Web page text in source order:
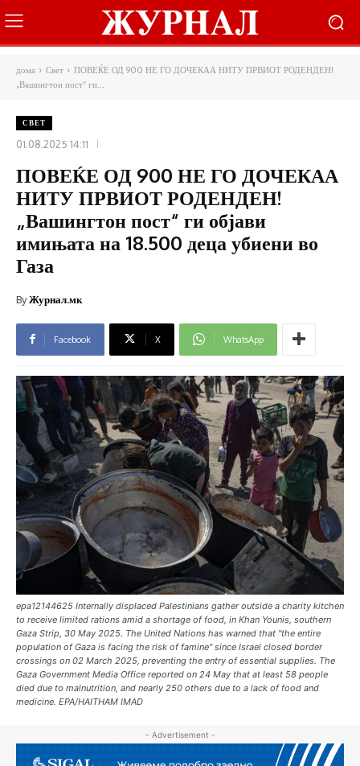
дома Свет
ПОВЕЌЕ ОД 900 НЕ ГО ДОЧЕКАА НИТУ ПРВИОТ РОДЕНДЕН!
„Вашингтон пост“ ги...
СВЕТ
01.08.2025 14:11
ПОВЕЌЕ ОД 900 НЕ ГО ДОЧЕКАА
НИТУ ПРВИОТ РОДЕНДЕН!
„Вашингтон пост“ ги објави
имињата на 18.500 деца убиени во
Газа
ByЖурнал.мк
Facebook X WhatsApp
epa12144625 Internally displaced Palestinians gather outside a charity kitchen
to receive limited rations amid a shortage of food, in Khan Younis, southern
Gaza Strip, 30 May 2025. The United Nations has warned that "the entire
population of Gaza is facing the risk of famine" since Israel closed border
crossings on 02 March 2025, preventing the entry of essential supplies. The
Gaza Government Media Office reported on 24 May that at least 58 people
died due to malnutrition, and nearly 250 others due to a lack of food and
medicine. EPA/HAITHAM IMAD
- Advertisement -